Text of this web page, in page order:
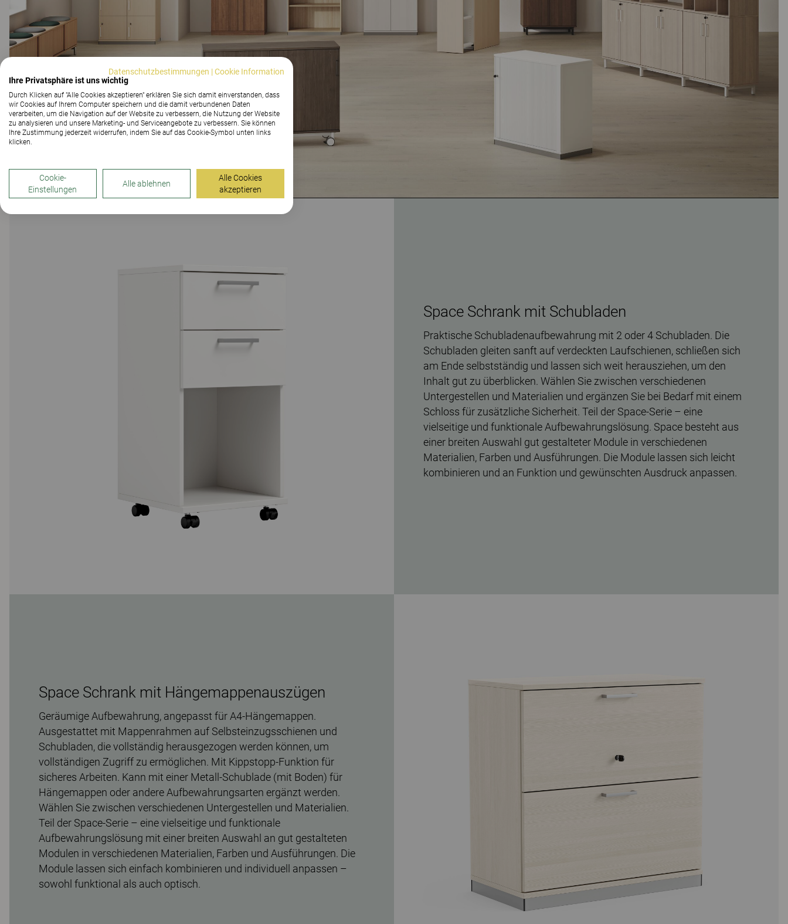
Space Schrank mit Schubladen
Praktische Schubladenaufbewahrung mit 2 oder 4 Schubladen. Die
Schubladen gleiten sanft auf verdeckten Laufschienen, schließen sich
am Ende selbstständig und lassen sich weit herausziehen, um den
Inhalt gut zu überblicken. Wählen Sie zwischen verschiedenen
Untergestellen und Materialien und ergänzen Sie bei Bedarf mit einem
Schloss für zusätzliche Sicherheit. Teil der Space-Serie – eine
vielseitige und funktionale Aufbewahrungslösung. Space besteht aus
einer breiten Auswahl gut gestalteter Module in verschiedenen
Materialien, Farben und Ausführungen. Die Module lassen sich leicht
kombinieren und an Funktion und gewünschten Ausdruck anpassen.
Space Schrank mit Hängemappenauszügen
Geräumige Aufbewahrung, angepasst für A4-Hängemappen.
Ausgestattet mit Mappenrahmen auf Selbsteinzugsschienen und
Schubladen, die vollständig herausgezogen werden können, um
vollständigen Zugriff zu ermöglichen. Mit Kippstopp-Funktion für
sicheres Arbeiten. Kann mit einer Metall-Schublade (mit Boden) für
Hängemappen oder andere Aufbewahrungsarten ergänzt werden.
Wählen Sie zwischen verschiedenen Untergestellen und Materialien.
Teil der Space-Serie – eine vielseitige und funktionale
Aufbewahrungslösung mit einer breiten Auswahl an gut gestalteten
Modulen in verschiedenen Materialien, Farben und Ausführungen. Die
Module lassen sich einfach kombinieren und individuell anpassen –
sowohl funktional als auch optisch.
Datenschutzbestimmungen |Cookie Information
Ihre Privatsphäre ist uns wichtig
Durch Klicken auf "Alle Cookies akzeptieren" erklären Sie sich damit einverstanden, dass
wir Cookies auf Ihrem Computer speichern und die damit verbundenen Daten
verarbeiten, um die Navigation auf der Website zu verbessern, die Nutzung der Website
zu analysieren und unsere Marketing- und Serviceangebote zu verbessern. Sie können
Ihre Zustimmung jederzeit widerrufen, indem Sie auf das Cookie-Symbol unten links
klicken.
Cookie-
Einstellungen
Alle ablehnen
Alle Cookies
akzeptieren